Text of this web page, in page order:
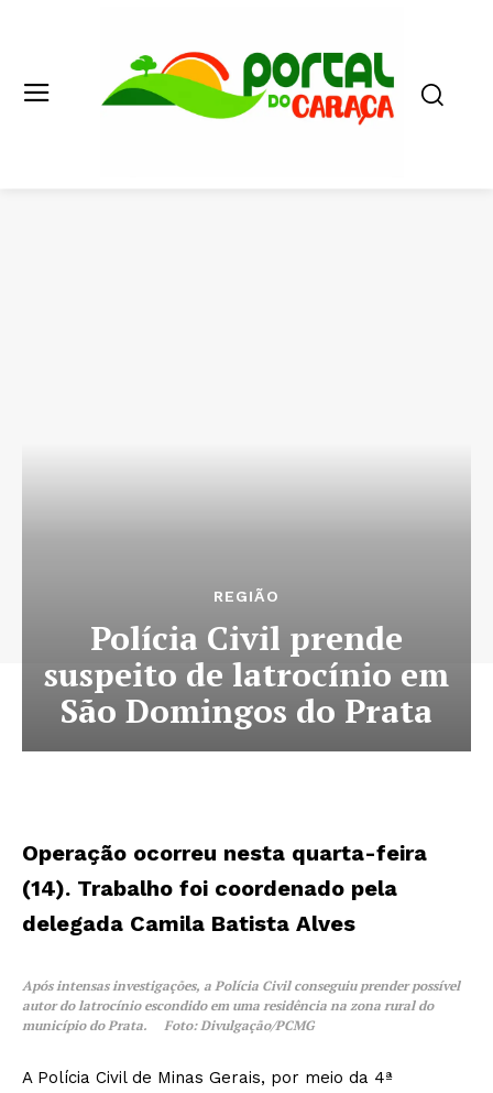
REGIÃO
Polícia Civil prende
suspeito de latrocínio em
São Domingos do Prata
Operação ocorreu nesta quarta-feira
(14). Trabalho foi coordenado pela
delegada Camila Batista Alves
Após intensas investigações, a Polícia Civil conseguiu prender possível
autor do latrocínio escondido em uma residência na zona rural do
município do Prata. Foto: Divulgação/PCMG
A Polícia Civil de Minas Gerais, por meio da 4ª